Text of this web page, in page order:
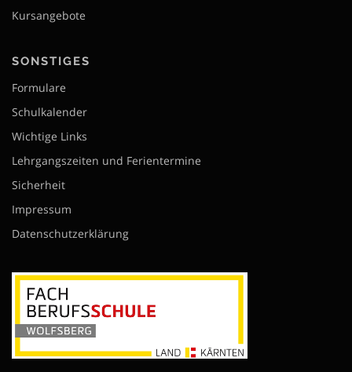
Kursangebote
SONSTIGES
Formulare
Schulkalender
Wichtige Links
Lehrgangszeiten und Ferientermine
Sicherheit
Impressum
Datenschutzerklärung